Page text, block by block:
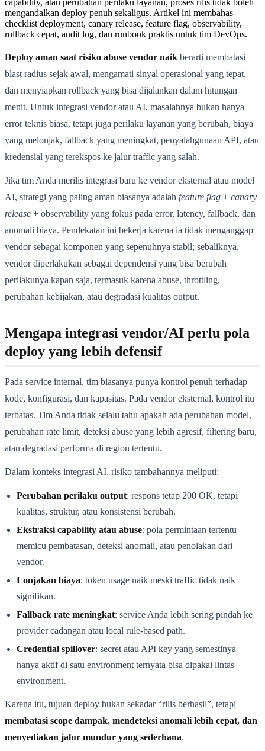
mengandalkan deploy penuh sekaligus. Artikel ini membahas
checklist deployment, canary release, feature flag, observability,
rollback cepat, audit log, dan runbook praktis untuk tim DevOps.
Deploy aman saat risiko abuse vendor naik berarti membatasi
blast radius sejak awal, mengamati sinyal operasional yang tepat,
dan menyiapkan rollback yang bisa dijalankan dalam hitungan
menit. Untuk integrasi vendor atau AI, masalahnya bukan hanya
error teknis biasa, tetapi juga perilaku layanan yang berubah, biaya
yang melonjak, fallback yang meningkat, penyalahgunaan API, atau
kredensial yang terekspos ke jalur traffic yang salah.
Jika tim Anda merilis integrasi baru ke vendor eksternal atau model
AI, strategi yang paling aman biasanya adalah feature flag + canary
release + observability yang fokus pada error, latency, fallback, dan
anomali biaya. Pendekatan ini bekerja karena ia tidak menganggap
vendor sebagai komponen yang sepenuhnya stabil; sebaliknya,
vendor diperlakukan sebagai dependensi yang bisa berubah
perilakunya kapan saja, termasuk karena abuse, throttling,
perubahan kebijakan, atau degradasi kualitas output.
Mengapa integrasi vendor/AI perlu pola
deploy yang lebih defensif
Pada service internal, tim biasanya punya kontrol penuh terhadap
kode, konfigurasi, dan kapasitas. Pada vendor eksternal, kontrol itu
terbatas. Tim Anda tidak selalu tahu apakah ada perubahan model,
perubahan rate limit, deteksi abuse yang lebih agresif, filtering baru,
atau degradasi performa di region tertentu.
Dalam konteks integrasi AI, risiko tambahannya meliputi:
Perubahan perilaku output: respons tetap 200 OK, tetapi
kualitas, struktur, atau konsistensi berubah.
Ekstraksi capability atau abuse: pola permintaan tertentu
memicu pembatasan, deteksi anomali, atau penolakan dari
vendor.
Lonjakan biaya: token usage naik meski traffic tidak naik
signifikan.
Fallback rate meningkat: service Anda lebih sering pindah ke
provider cadangan atau local rule-based path.
Credential spillover: secret atau API key yang semestinya
hanya aktif di satu environment ternyata bisa dipakai lintas
environment.
Karena itu, tujuan deploy bukan sekadar “rilis berhasil”, tetapi
membatasi scope dampak, mendeteksi anomali lebih cepat, dan
menyediakan jalur mundur yang sederhana.